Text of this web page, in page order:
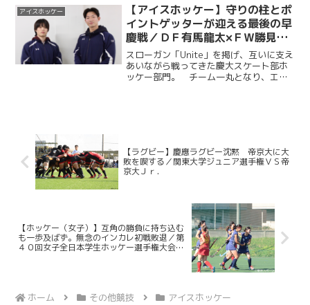
し反撃の狼煙を上げる。第３ピリオドは
Ｆ...
アイスホッケー
【アイスホッケー】守りの柱とポ
イントゲッターが迎える最後の早
慶戦／ＤＦ有馬龍太×ＦＷ勝見斗
軌〜早慶戦前４年生対談④〜
スローガン「Unite」を掲げ、互いに支え
あいながら戦ってきた慶大スケート部ホ
ッケー部門。 チーム一丸となり、エイ
【ラグビー】慶應ラグビー沈黙 帝京大に大
敗を喫する／関東大学ジュニア選手権ＶＳ帝
京大Ｊｒ．
【ホッケー（女子）】互角の勝負に持ち込む
も一歩及ばず。無念のインカレ初戦敗退／第
４０回女子全日本学生ホッケー選手権大会
ホーム その他競技 アイスホッケー